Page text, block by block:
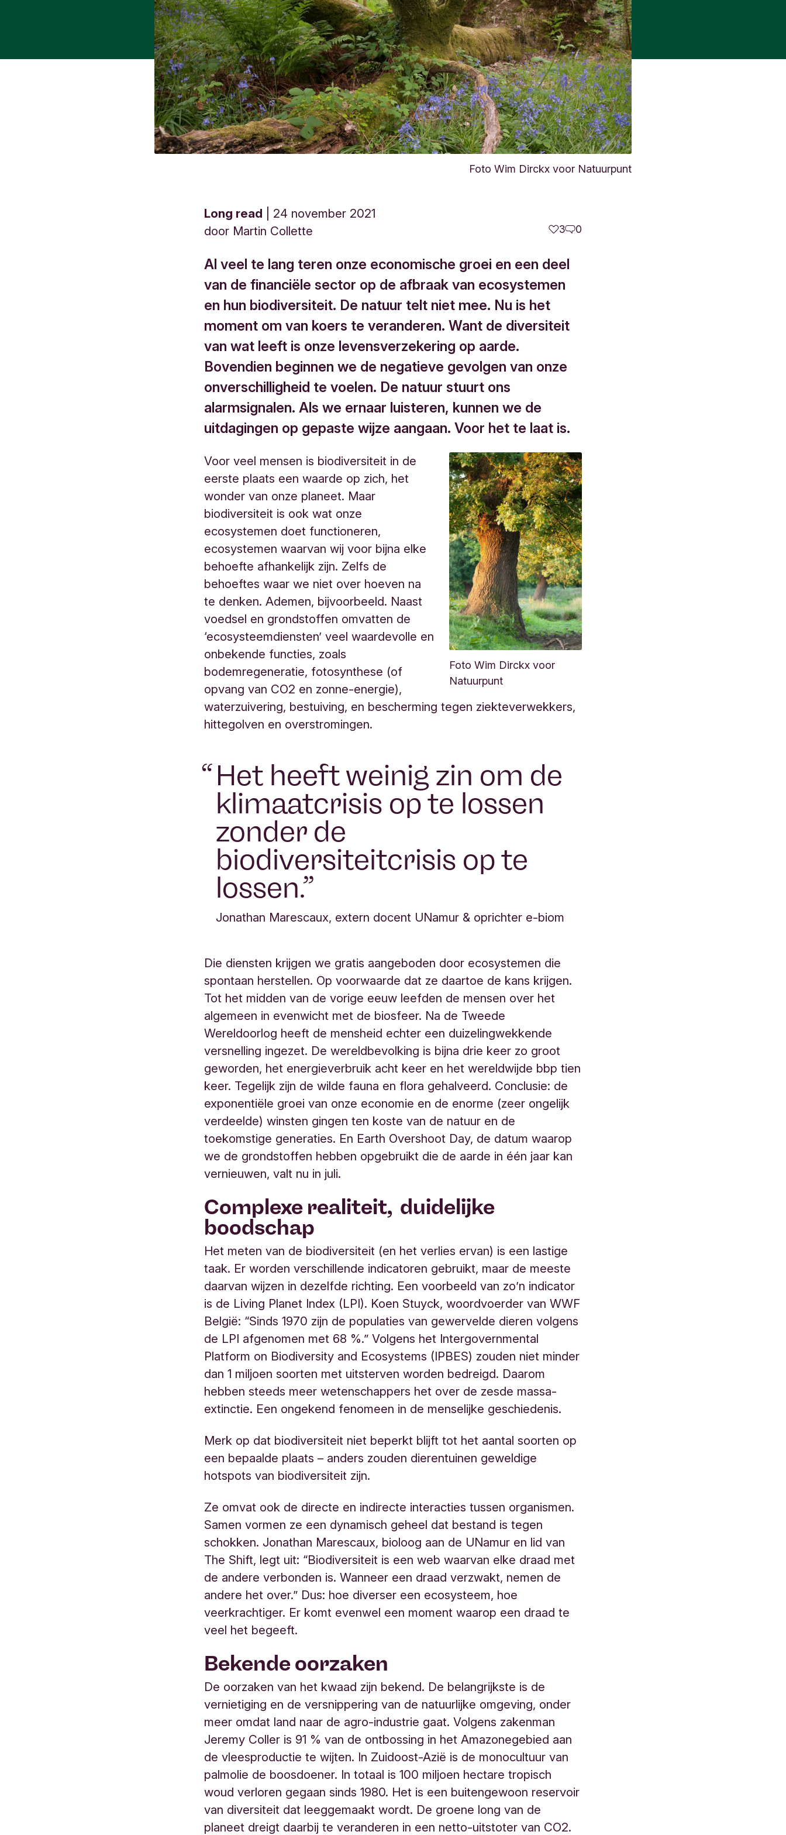
Foto Wim Dirckx voor Natuurpunt
Long read
24 november 2021
door Martin Collette 3 0
Al veel te lang teren onze economische groei en een deel
van de financiële sector op de afbraak van ecosystemen
en hun biodiversiteit. De natuur telt niet mee. Nu is het
moment om van koers te veranderen. Want de diversiteit
van wat leeft is onze levensverzekering op aarde.
Bovendien beginnen we de negatieve gevolgen van onze
onverschilligheid te voelen. De natuur stuurt ons
alarmsignalen. Als we ernaar luisteren, kunnen we de
uitdagingen op gepaste wijze aangaan. Voor het te laat is.
Foto Wim Dirckx voor
Natuurpunt
Voor veel mensen is biodiversiteit in de
eerste plaats een waarde op zich, het
wonder van onze planeet. Maar
biodiversiteit is ook wat onze
ecosystemen doet functioneren,
ecosystemen waarvan wij voor bijna elke
behoefte afhankelijk zijn. Zelfs de
behoeftes waar we niet over hoeven na
te denken. Ademen, bijvoorbeeld. Naast
voedsel en grondstoffen omvatten de
‘ecosysteemdiensten’ veel waardevolle en
onbekende functies, zoals
bodemregeneratie, fotosynthese (of
opvang van CO2 en zonne-energie),
waterzuivering, bestuiving, en bescherming tegen ziekteverwekkers,
hittegolven en overstromingen.
Het heeft weinig zin om de
klimaatcrisis op te lossen
zonder de
biodiversiteitcrisis op te
lossen.
Jonathan Marescaux, extern docent UNamur & oprichter e-biom
Die diensten krijgen we gratis aangeboden door ecosystemen die
spontaan herstellen. Op voorwaarde dat ze daartoe de kans krijgen.
Tot het midden van de vorige eeuw leefden de mensen over het
algemeen in evenwicht met de biosfeer. Na de Tweede
Wereldoorlog heeft de mensheid echter een duizelingwekkende
versnelling ingezet. De wereldbevolking is bijna drie keer zo groot
geworden, het energieverbruik acht keer en het wereldwijde bbp tien
keer. Tegelijk zijn de wilde fauna en flora gehalveerd. Conclusie: de
exponentiële groei van onze economie en de enorme (zeer ongelijk
verdeelde) winsten gingen ten koste van de natuur en de
toekomstige generaties. En Earth Overshoot Day, de datum waarop
we de grondstoffen hebben opgebruikt die de aarde in één jaar kan
vernieuwen, valt nu in juli.
Complexe realiteit, duidelijke
boodschap
Het meten van de biodiversiteit (en het verlies ervan) is een lastige
taak. Er worden verschillende indicatoren gebruikt, maar de meeste
daarvan wijzen in dezelfde richting. Een voorbeeld van zo’n indicator
is de Living Planet Index (LPI). Koen Stuyck, woordvoerder van WWF
België: “Sinds 1970 zijn de populaties van gewervelde dieren volgens
de LPI afgenomen met 68 %.” Volgens het Intergovernmental
Platform on Biodiversity and Ecosystems (IPBES) zouden niet minder
dan 1 miljoen soorten met uitsterven worden bedreigd. Daarom
hebben steeds meer wetenschappers het over de zesde massa-
extinctie. Een ongekend fenomeen in de menselijke geschiedenis.
Merk op dat biodiversiteit niet beperkt blijft tot het aantal soorten op
een bepaalde plaats – anders zouden dierentuinen geweldige
hotspots van biodiversiteit zijn.
Ze omvat ook de directe en indirecte interacties tussen organismen.
Samen vormen ze een dynamisch geheel dat bestand is tegen
schokken. Jonathan Marescaux, bioloog aan de UNamur en lid van
The Shift, legt uit: “Biodiversiteit is een web waarvan elke draad met
de andere verbonden is. Wanneer een draad verzwakt, nemen de
andere het over.” Dus: hoe diverser een ecosysteem, hoe
veerkrachtiger. Er komt evenwel een moment waarop een draad te
veel het begeeft.
Bekende oorzaken
De oorzaken van het kwaad zijn bekend. De belangrijkste is de
vernietiging en de versnippering van de natuurlijke omgeving, onder
meer omdat land naar de agro-industrie gaat. Volgens zakenman
Jeremy Coller is 91 % van de ontbossing in het Amazonegebied aan
de vleesproductie te wijten. In Zuidoost-Azië is de monocultuur van
palmolie de boosdoener. In totaal is 100 miljoen hectare tropisch
woud verloren gegaan sinds 1980. Het is een buitengewoon reservoir
van diversiteit dat leeggemaakt wordt. De groene long van de
planeet dreigt daarbij te veranderen in een netto-uitstoter van CO2.